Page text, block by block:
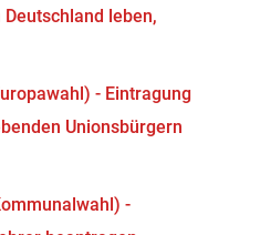
leben,
- Eintragung
Unionsbürgern
-